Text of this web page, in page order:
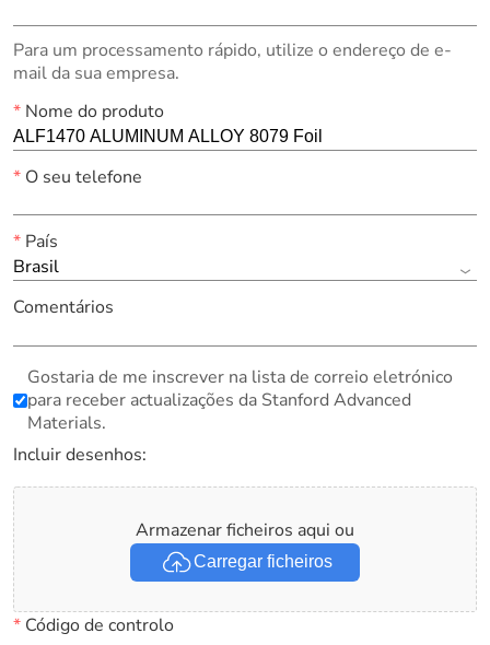
Para um processamento rápido, utilize o endereço de e-
mail da sua empresa.
*Nome do produto
*O seu telefone
*País
Brasil
Comentários
Gostaria de me inscrever na lista de correio eletrónico
para receber actualizações da Stanford Advanced
Materials.
Incluir desenhos:
Armazenar ficheiros aqui ou
Carregar ficheiros
*Código de controlo